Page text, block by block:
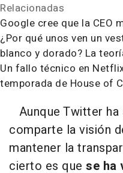
Relacionadas
Google cree que la CEO
¿Por qué unos ven un
blanco y dorado? La
Un fallo técnico en
temporada de House of
Aunque Twitter ha
comparte la visión
mantener la
cierto es que se ha